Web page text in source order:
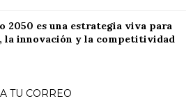
2050 es una estrategia viva para
la innovación y la competitividad
TU CORREO